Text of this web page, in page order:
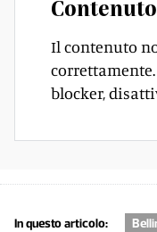
Il contenuto
blocker,
In questo articolo: